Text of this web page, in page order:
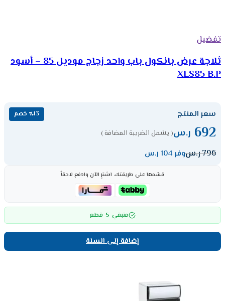
تفضيل
ثلاجة عرض بانكول باب واحد زجاج موديل 85 – أسود
XLS85 B.P
سعر المنتج ٪13 خصم
692 ر.س( يشمل الضريبة المضافة )
796ر.سوفر 104 ر.س
قسّمها على طريقتك، اشترِ الآن وادفع لاحقاً
متبقي 5 قطع
إضافة إلى السلة